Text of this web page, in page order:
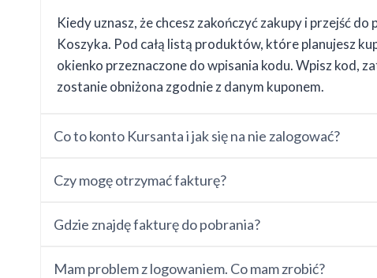
Kiedy uznasz, że chcesz zakończyć zakupy i przejść do
Koszyka. Pod całą listą produktów, które planujesz
okienko przeznaczone do wpisania kodu. Wpisz kod,
zostanie obniżona zgodnie z danym kuponem.
Co to konto Kursanta i jak się na nie zalogować?
Czy mogę otrzymać fakturę?
Gdzie znajdę fakturę do pobrania?
Mam problem z logowaniem. Co mam zrobić?